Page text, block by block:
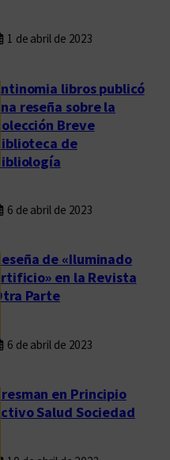
1 de abril de 2023
Antinomia libros publicó
una reseña sobre la
Colección Breve
Biblioteca de
Bibliología
6 de abril de 2023
Reseña de «Iluminado
artificio» en la Revista
Otra Parte
6 de abril de 2023
Presman en Principio
Activo Salud Sociedad